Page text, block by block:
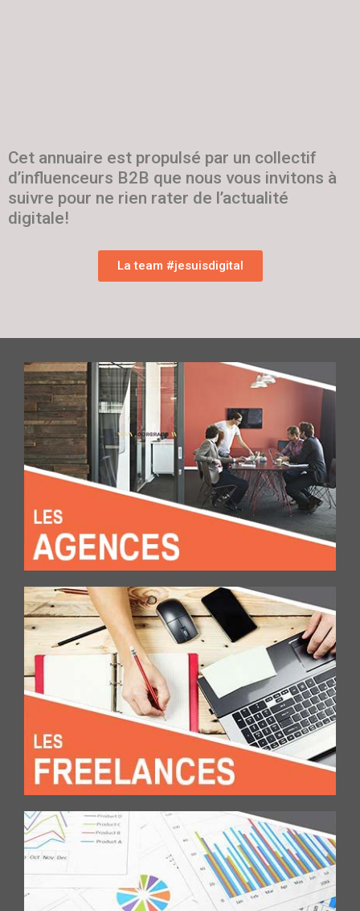
Cet annuaire est propulsé par un collectif
d’influenceurs B2B que nous vous invitons à
suivre pour ne rien rater de l’actualité
digitale!
La team #jesuisdigital